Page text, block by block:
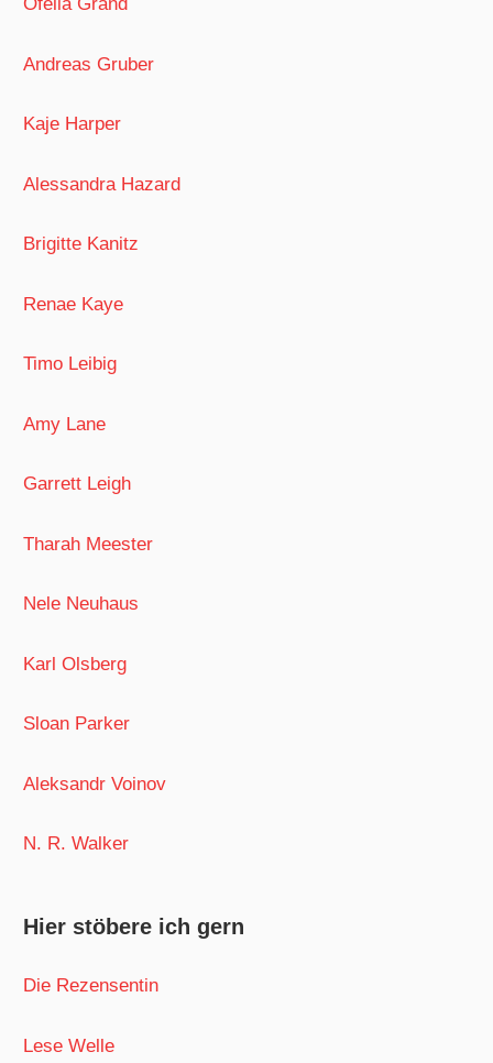
Andreas Gruber
Kaje Harper
Alessandra Hazard
Brigitte Kanitz
Renae Kaye
Timo Leibig
Amy Lane
Garrett Leigh
Tharah Meester
Nele Neuhaus
Karl Olsberg
Sloan Parker
Aleksandr Voinov
N. R. Walker
Hier stöbere ich gern
Die Rezensentin
Lese Welle